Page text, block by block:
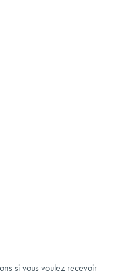
si vous voulez recevoir